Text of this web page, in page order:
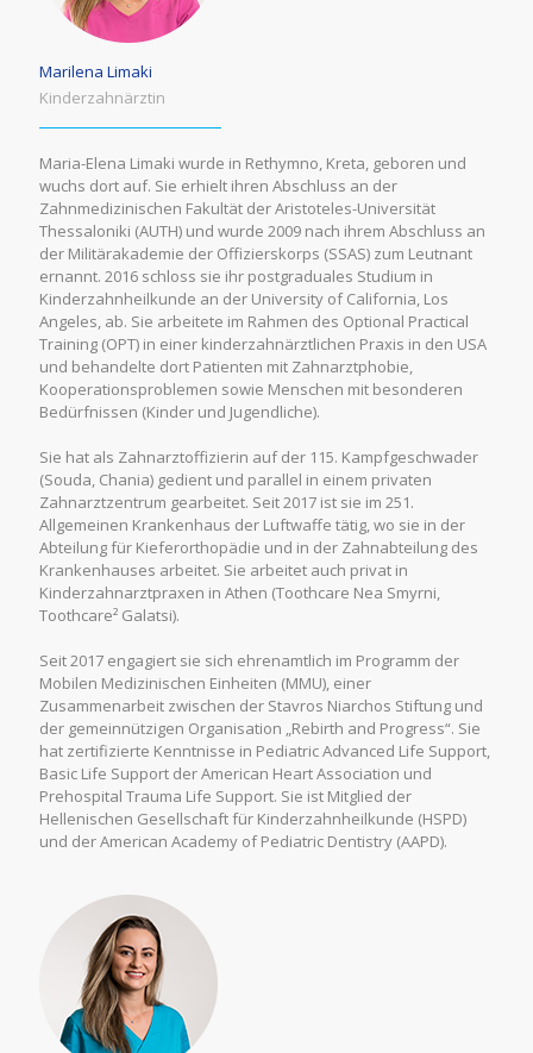
Marilena Limaki
Kinderzahnärztin
Maria-Elena Limaki wurde in Rethymno, Kreta, geboren und
wuchs dort auf. Sie erhielt ihren Abschluss an der
Zahnmedizinischen Fakultät der Aristoteles-Universität
Thessaloniki (AUTH) und wurde 2009 nach ihrem Abschluss an
der Militärakademie der Offizierskorps (SSAS) zum Leutnant
ernannt. 2016 schloss sie ihr postgraduales Studium in
Kinderzahnheilkunde an der University of California, Los
Angeles, ab. Sie arbeitete im Rahmen des Optional Practical
Training (OPT) in einer kinderzahnärztlichen Praxis in den USA
und behandelte dort Patienten mit Zahnarztphobie,
Kooperationsproblemen sowie Menschen mit besonderen
Bedürfnissen (Kinder und Jugendliche).
Sie hat als Zahnarztoffizierin auf der 115. Kampfgeschwader
(Souda, Chania) gedient und parallel in einem privaten
Zahnarztzentrum gearbeitet. Seit 2017 ist sie im 251.
Allgemeinen Krankenhaus der Luftwaffe tätig, wo sie in der
Abteilung für Kieferorthopädie und in der Zahnabteilung des
Krankenhauses arbeitet. Sie arbeitet auch privat in
Kinderzahnarztpraxen in Athen (Toothcare Nea Smyrni,
Toothcare² Galatsi).
Seit 2017 engagiert sie sich ehrenamtlich im Programm der
Mobilen Medizinischen Einheiten (MMU), einer
Zusammenarbeit zwischen der Stavros Niarchos Stiftung und
der gemeinnützigen Organisation „Rebirth and Progress“. Sie
hat zertifizierte Kenntnisse in Pediatric Advanced Life Support,
Basic Life Support der American Heart Association und
Prehospital Trauma Life Support. Sie ist Mitglied der
Hellenischen Gesellschaft für Kinderzahnheilkunde (HSPD)
und der American Academy of Pediatric Dentistry (AAPD).